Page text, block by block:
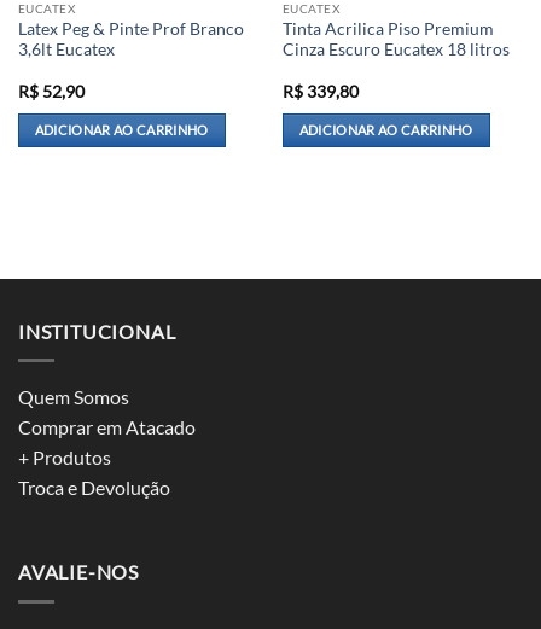
EUCATEX
Latex Peg & Pinte Prof Branco
3,6lt Eucatex
R$52,90
ADICIONAR AO CARRINHO
EUCATEX
Tinta Acrilica Piso Premium
Cinza Escuro Eucatex 18 litros
R$339,80
ADICIONAR AO CARRINHO
INSTITUCIONAL
Quem Somos
Comprar em Atacado
+ Produtos
Troca e Devolução
AVALIE-NOS